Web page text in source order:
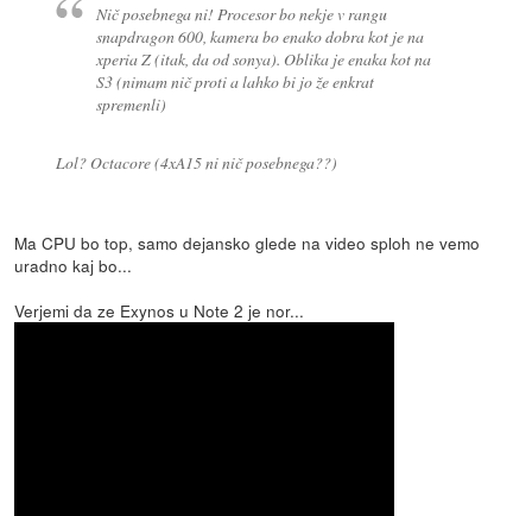
Nič posebnega ni! Procesor bo nekje v rangu
snapdragon 600, kamera bo enako dobra kot je na
xperia Z (itak, da od sonya). Oblika je enaka kot na
S3 (nimam nič proti a lahko bi jo že enkrat
spremenli)
Lol? Octacore (4xA15 ni nič posebnega??)
Ma CPU bo top, samo dejansko glede na video sploh ne vemo
uradno kaj bo...
Verjemi da ze Exynos u Note 2 je nor...